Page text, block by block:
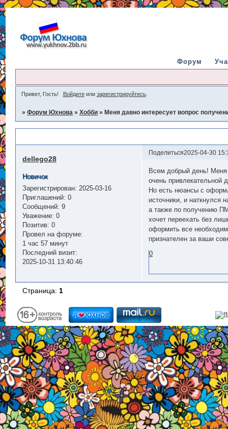
Форум
Привет, Гость! Войдитеили зарегистрируйтесь.
»Форум Юхнова »Хобби » Меня давно интересует вопрос
Поделиться2025-04-30
dellego28
Новичок
Зарегистрирован: 2025-03-16
Приглашений: 0
Сообщений: 9
Уважение: 0
Позитив: 0
Провел на форуме:
1 час 57 минут
Последний визит:
2025-10-31 13:40:46
Всем добрый день! Меня
очень привлекательной
Но есть нюансы с
источники, и наткнулся
а также по получению
хочет переехать без
оформить все
признателен за ваши
0
Страница: 1